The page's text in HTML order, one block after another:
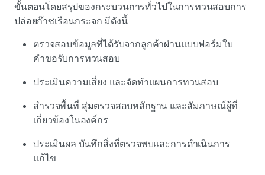
ขั้นตอนโดยสรุปของกระบวนการทั่วไปในการทวนสอบการ
ปล่อยก๊าซเรือนกระจก มีดังนี้
ตรวจสอบข้อมูลที่ได้รับจากลูกค้าผ่านแบบฟอร์มใบ
คำขอรับการทวนสอบ
ประเมินความเสี่ยง และจัดทำแผนการทวนสอบ
สำรวจพื้นที่ สุ่มตรวจสอบหลักฐาน และสัมภาษณ์ผู้ที่
เกี่ยวข้องในองค์กร
ประเมินผล บันทึกสิ่งที่ตรวจพบและการดำเนินการ
แก้ไข